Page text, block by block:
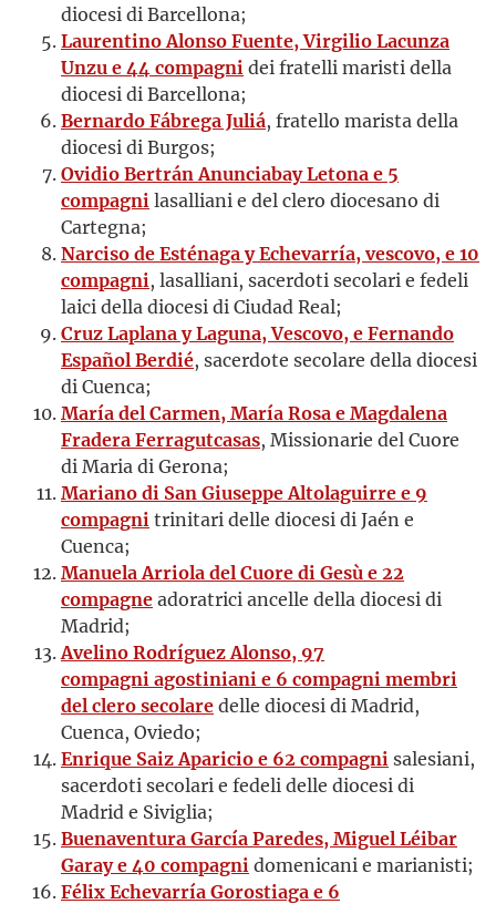
diocesi di Barcellona;
Laurentino Alonso Fuente, Virgilio Lacunza
Unzu e 44 compagni dei fratelli maristi della
diocesi di Barcellona;
Bernardo Fábrega Juliá, fratello marista della
diocesi di Burgos;
Ovidio Bertrán Anunciabay Letona e 5
compagni lasalliani e del clero diocesano di
Cartegna;
Narciso de Esténaga y Echevarría, vescovo, e 10
compagni, lasalliani, sacerdoti secolari e fedeli
laici della diocesi di Ciudad Real;
Cruz Laplana y Laguna, Vescovo, e Fernando
Español Berdié, sacerdote secolare della diocesi
di Cuenca;
María del Carmen, María Rosa e Magdalena
Fradera Ferragutcasas, Missionarie del Cuore
di Maria di Gerona;
Mariano di San Giuseppe Altolaguirre e 9
compagni trinitari delle diocesi di Jaén e
Cuenca;
Manuela Arriola del Cuore di Gesù e 22
compagneadoratrici ancelle della diocesi di
Madrid;
Avelino Rodríguez Alonso, 97
compagni agostiniani e 6 compagni membri
del clero secolaredelle diocesi di Madrid,
Cuenca, Oviedo;
Enrique Saiz Aparicio e 62 compagni salesiani,
sacerdoti secolari e fedeli delle diocesi di
Madrid e Siviglia;
Buenaventura García Paredes, Miguel Léibar
Garay e 40 compagni domenicani e marianisti;
Félix Echevarría Gorostiaga e 6